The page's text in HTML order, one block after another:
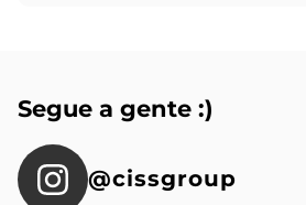
Segue a gente :)
@cissgroup